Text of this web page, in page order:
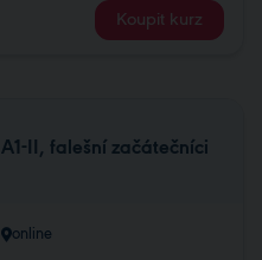
Koupit kurz
II, falešní začátečníci
online